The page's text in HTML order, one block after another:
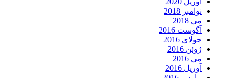
نوامبر 2018
می 2018
آگوست 2016
جولای 2016
ژوئن 2016
می 2016
آوریل 2016